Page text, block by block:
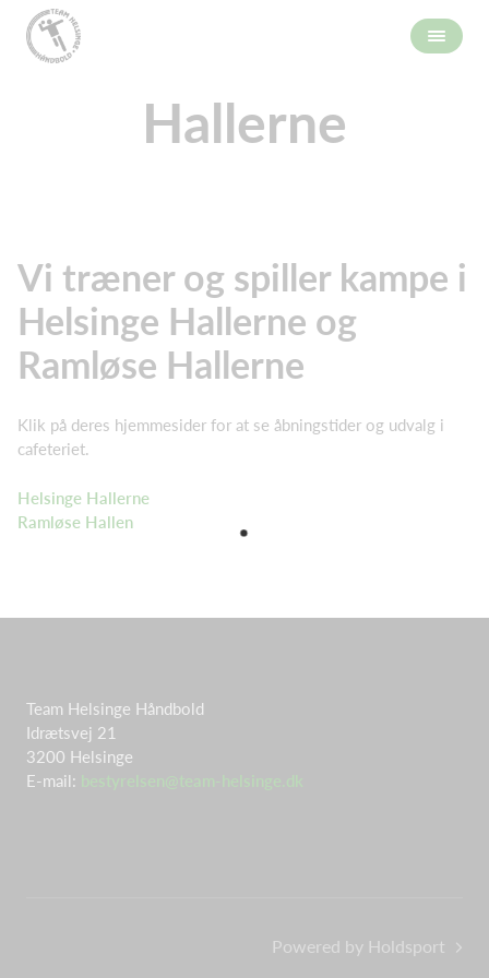
Hallerne
Vi træner og spiller kampe i
Helsinge Hallerne og
Ramløse Hallerne
Klik på deres hjemmesider for at se åbningstider og udvalg i
cafeteriet.
Helsinge Hallerne
Ramløse Hallen
Team Helsinge Håndbold
Idrætsvej 21
3200 Helsinge
E-mail: bestyrelsen@team-helsinge.dk
Powered by Holdsport